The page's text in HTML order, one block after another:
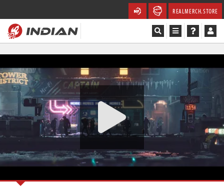
REALMERCH.STORE
Recenze
Videa
Databáze
Komunita